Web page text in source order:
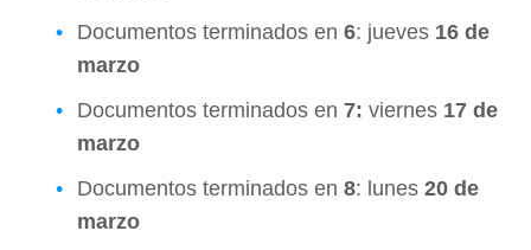
Documentos terminados en 6: jueves 16 de
marzo
Documentos terminados en 7: viernes 17 de
marzo
Documentos terminados en 8: lunes 20 de
marzo